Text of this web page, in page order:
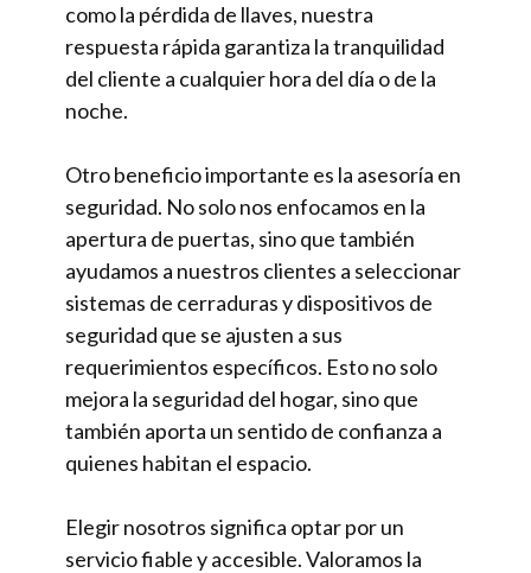
como la pérdida de llaves, nuestra
respuesta rápida garantiza la tranquilidad
del cliente a cualquier hora del día o de la
noche.
Otro beneficio importante es la asesoría en
seguridad. No solo nos enfocamos en la
apertura de puertas, sino que también
ayudamos a nuestros clientes a seleccionar
sistemas de cerraduras y dispositivos de
seguridad que se ajusten a sus
requerimientos específicos. Esto no solo
mejora la seguridad del hogar, sino que
también aporta un sentido de confianza a
quienes habitan el espacio.
Elegir nosotros significa optar por un
servicio fiable y accesible. Valoramos la